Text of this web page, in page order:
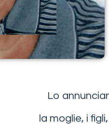
Lo
la moglie, i